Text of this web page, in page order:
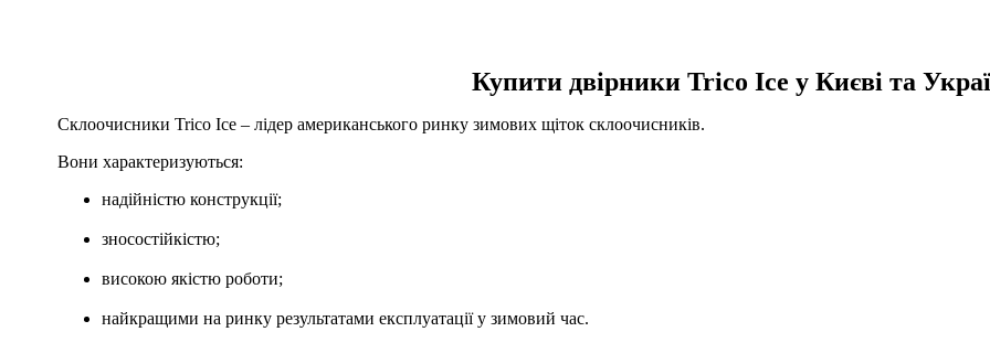
Купити двірники Trico Ice у Києві та
Склоочисники Trico Ice – лідер американського ринку зимових щіток склоочисників.
Вони характеризуються:
надійністю конструкції;
зносостійкістю;
високою якістю роботи;
найкращими на ринку результатами експлуатації у зимовий час.